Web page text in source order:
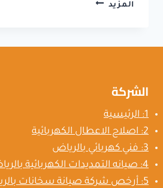
المزيد شركة
الشركة
1: الرئيسية
2: اصلاح الاعطال الكهربائية
3: فني كهربائي بالرياض
4: صيانه التمديدات الكهربائية بالرياض
5: أرخص شركة صيانة سخانات بالرياض